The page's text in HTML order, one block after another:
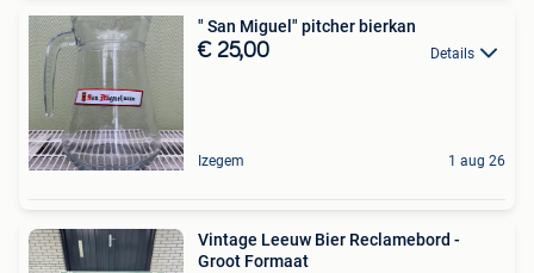
" San Miguel" pitcher bierkan
€ 25,00 Details
Izegem 1 aug 26
Vintage Leeuw Bier Reclamebord -
Groot Formaat